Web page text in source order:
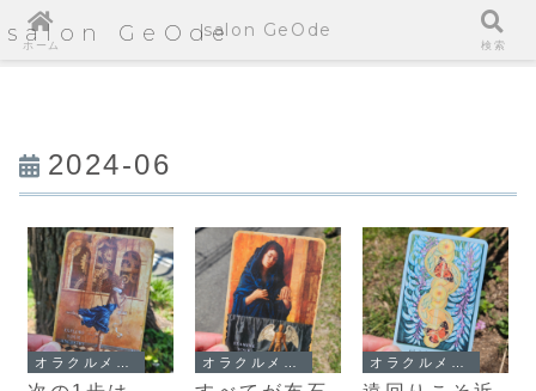
salon GeOde
2024-06
ホーム
salon GeOde
検索